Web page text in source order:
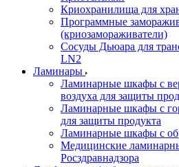
Криохранилища для
Программные
(криозамораживатели)
Сосуды Дьюара для
LN2
Ламинары
Ламинарные шкафы с
воздуха для защиты
Ламинарные шкафы с
для защиты продукта
Ламинарные шкафы с
Медицинские
Росздравнадзора